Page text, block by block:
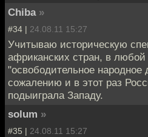
Chiba »
#34 | 24.08.11 15:27
Учитываю историческую
африканских стран, в
"освободительное народное
сожалению и в этот раз
подыиграла Западу.
solum »
#35 | 24.08.11 15:27